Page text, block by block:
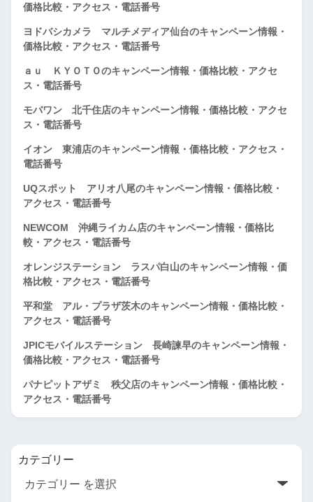
価格比較・アクセス・電話番号
ヨドバシカメラ マルチメディア仙台のキャンペーン情報・
価格比較・アクセス・電話番号
ａｕ ＫＹＯＴＯのキャンペーン情報・価格比較・アクセ
ス・電話番号
モバワン 北千住店のキャンペーン情報・価格比較・アクセ
ス・電話番号
イオン 東浦店のキャンペーン情報・価格比較・アクセス・
電話番号
UQスポット アリオ八尾のキャンペーン情報・価格比較・
アクセス・電話番号
NEWCOM 沖縄ライカム店のキャンペーン情報・価格比
較・アクセス・電話番号
オレンジステーション ラスパ白山のキャンペーン情報・価
格比較・アクセス・電話番号
平和堂 アル・プラザ茨木のキャンペーン情報・価格比較・
アクセス・電話番号
JPICモバイルステーション 長崎諫早のキャンペーン情報・
価格比較・アクセス・電話番号
パナピットアザミ 秩父店のキャンペーン情報・価格比較・
アクセス・電話番号
カテゴリー